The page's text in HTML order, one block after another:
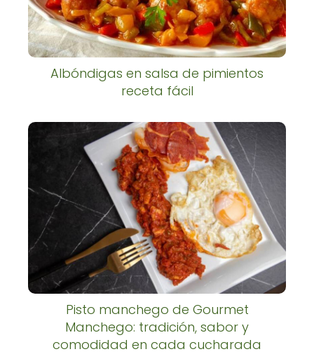
Albóndigas en salsa de pimientos
receta fácil
Pisto manchego de Gourmet
Manchego: tradición, sabor y
comodidad en cada cucharada